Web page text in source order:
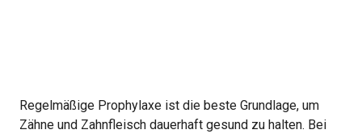
Regelmäßige Prophylaxe ist die beste Grundlage, um
Zähne und Zahnfleisch dauerhaft gesund zu halten. Bei